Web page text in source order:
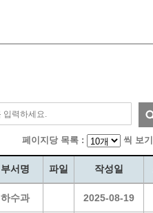
정보공개현황
통계
사회조사
정부24
청탁금지법 온라인 콜센터
365민원실 운영현황
시민옴부즈만 제도 소개
민원서식
길고양이 중성화 신청
착한가격지정업소
페이지당 목록 : 씩 보기
부서명 파일 작성일
하수과 2025-08-19